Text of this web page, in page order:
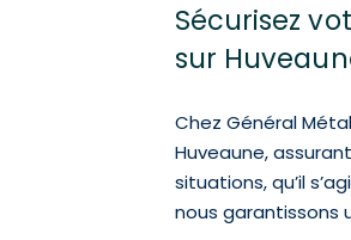
Sécurisez
sur
Chez Général
Huveaune,
situations, qu’il
nous garantissons